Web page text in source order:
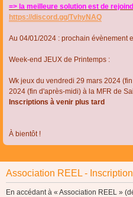
=> la meilleure solution est de
https://discord.gg/TvhyNAQ
Au 04/01/2024 : prochain évènement
Week-end JEUX de Printemps :
Wk jeux du vendredi 29 mars 2024
2024 (fin d'après-midi) à la MFR de
Inscriptions à venir plus tard
À bientôt !
Association REEL - Inscription
En accédant à « Association REEL »